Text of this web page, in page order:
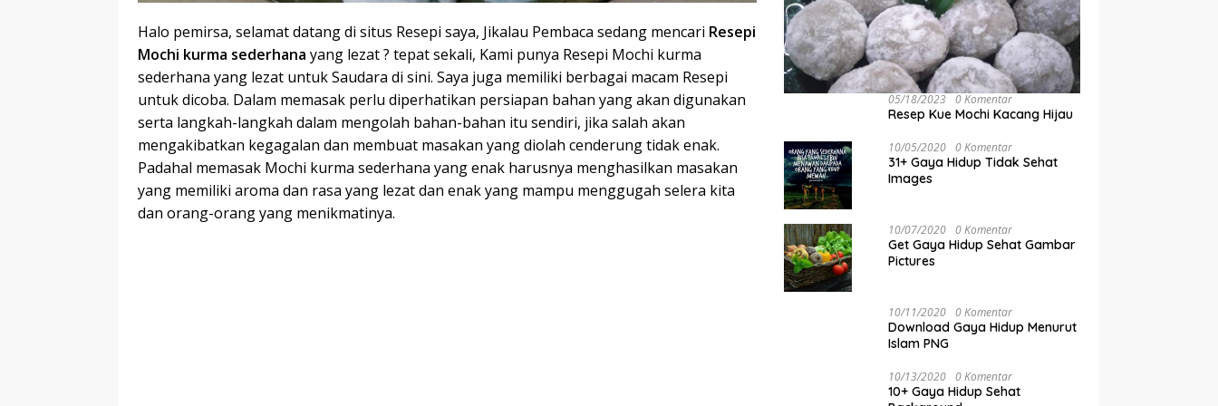
Halo pemirsa, selamat datang di situs Resepi saya, Jikalau Pembaca sedang mencari Resepi
Mochi kurma sederhana yang lezat ? tepat sekali, Kami punya Resepi Mochi kurma
sederhana yang lezat untuk Saudara di sini. Saya juga memiliki berbagai macam Resepi
untuk dicoba. Dalam memasak perlu diperhatikan persiapan bahan yang akan digunakan
serta langkah-langkah dalam mengolah bahan-bahan itu sendiri, jika salah akan
mengakibatkan kegagalan dan membuat masakan yang diolah cenderung tidak enak.
Padahal memasak Mochi kurma sederhana yang enak harusnya menghasilkan masakan
yang memiliki aroma dan rasa yang lezat dan enak yang mampu menggugah selera kita
dan orang-orang yang menikmatinya.
05/18/2023 0 Komentar
Resep Kue Mochi Kacang Hijau
10/05/2020 0 Komentar
31+ Gaya Hidup Tidak Sehat
Images
10/07/2020 0 Komentar
Get Gaya Hidup Sehat Gambar
Pictures
10/11/2020 0 Komentar
Download Gaya Hidup Menurut
Islam PNG
10/13/2020 0 Komentar
10+ Gaya Hidup Sehat